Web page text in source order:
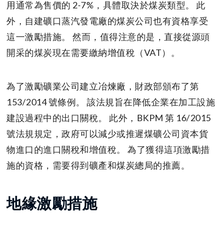
用通常為售價的 2-7%，具體取決於煤炭類型。 此
外，自建礦口蒸汽發電廠的煤炭公司也有資格享受
這一激勵措施。 然而，值得注意的是，直接從源頭
開采的煤炭現在需要繳納增值稅（VAT）。
為了激勵礦業公司建立冶煉廠，財政部頒布了第
153/2014 號條例。 該法規旨在降低企業在加工設施
建設過程中的出口關稅。 此外，BKPM 第 16/2015
號法規規定，政府可以減少或推遲煤礦公司資本貨
物進口的進口關稅和增值稅。 為了獲得這項激勵措
施的資格，需要得到礦產和煤炭總局的推薦。
地緣激勵措施